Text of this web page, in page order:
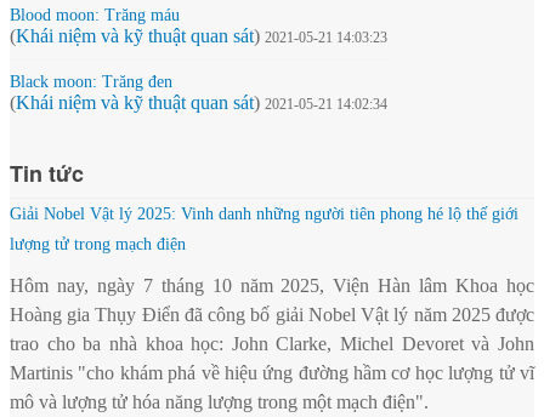
Blood moon: Trăng máu
(Khái niệm và kỹ thuật quan sát) 2021-05-21 14:03:23
Black moon: Trăng đen
(Khái niệm và kỹ thuật quan sát) 2021-05-21 14:02:34
Tin tức
Giải Nobel Vật lý 2025: Vinh danh những người tiên phong hé lộ thế giới
lượng tử trong mạch điện
Hôm nay, ngày 7 tháng 10 năm 2025, Viện Hàn lâm Khoa học
Hoàng gia Thụy Điển đã công bố giải Nobel Vật lý năm 2025 được
trao cho ba nhà khoa học: John Clarke, Michel Devoret và John
Martinis "cho khám phá về hiệu ứng đường hầm cơ học lượng tử vĩ
mô và lượng tử hóa năng lượng trong một mạch điện".